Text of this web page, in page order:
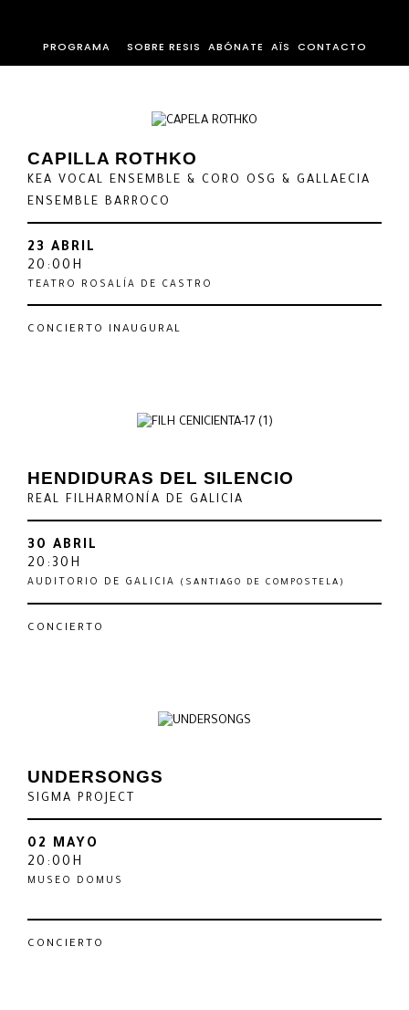
PROGRAMA SOBRE RESIS ABÓNATE AÏS CONTACTO
CAPILLA ROTHKO
KEA VOCAL ENSEMBLE & CORO OSG & GALLAECIA
ENSEMBLE BARROCO
23 ABRIL
20:00H
TEATRO ROSALÍA DE CASTRO
CONCIERTO INAUGURAL
HENDIDURAS DEL SILENCIO
REAL FILHARMONÍA DE GALICIA
30 ABRIL
20:30H
AUDITORIO DE GALICIA (SANTIAGO DE COMPOSTELA)
CONCIERTO
UNDERSONGS
SIGMA PROJECT
02 MAYO
20:00H
MUSEO DOMUS
CONCIERTO